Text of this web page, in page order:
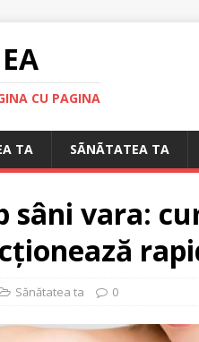
CU PAGINA
TA SÃNÃTATEA TA
sâni vara:
Sănătatea ta 0